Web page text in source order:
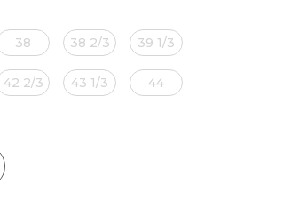
38 38 2/3 39 1/3
42 2/3 43 1/3 44